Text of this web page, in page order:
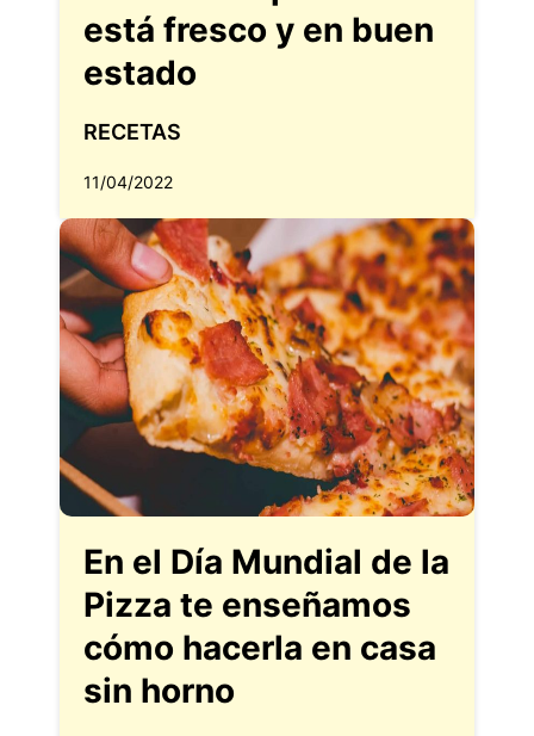
está fresco y en buen
estado
RECETAS
11/04/2022
En el Día Mundial de la
Pizza te enseñamos
cómo hacerla en casa
sin horno